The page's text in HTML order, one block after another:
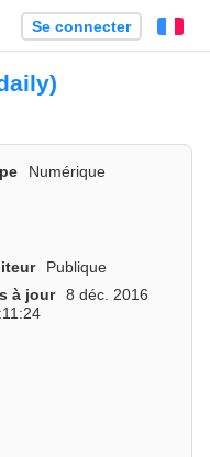
Se connecter
Numérique
Publique
à jour
8 déc. 2016